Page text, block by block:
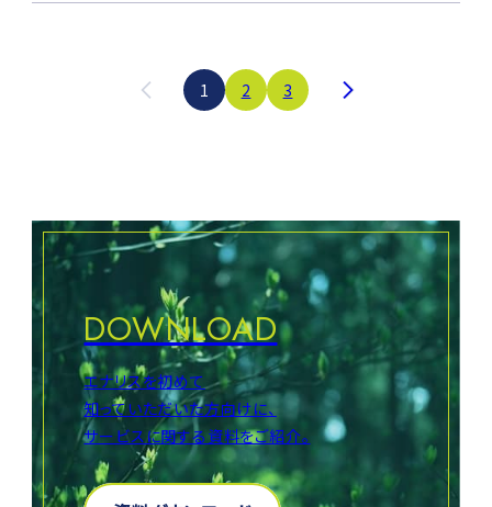
1 2 3
DOWNLOAD
エナリスを初めて
知っていただいた方向けに、
サービスに関する資料をご紹介。